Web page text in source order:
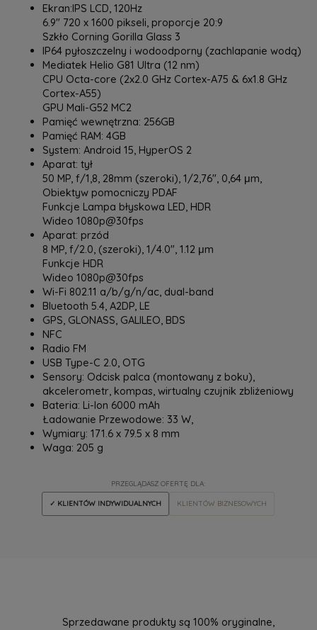
Ekran:IPS LCD, 120Hz
6.9" 720 x 1600 pikseli, proporcje 20:9
Szkło Corning Gorilla Glass 3
IP64 pyłoszczelny i wodoodporny (zachlapanie wodą)
Mediatek Helio G81 Ultra (12 nm)
CPU Octa-core (2x2.0 GHz Cortex-A75 & 6x1.8 GHz
Cortex-A55)
GPU Mali-G52 MC2
Pamięć wewnętrzna: 256GB
Pamięć RAM: 4GB
System: Android 15, HyperOS 2
Aparat: tył
50 MP, f/1,8, 28mm (szeroki), 1/2,76", 0,64 μm,
Obiektyw pomocniczy PDAF
Funkcje Lampa błyskowa LED, HDR
Wideo 1080p@30fps
Aparat: przód
8 MP, f/2.0, (szeroki), 1/4.0", 1.12 μm
Funkcje HDR
Wideo 1080p@30fps
Wi-Fi 802.11 a/b/g/n/ac, dual-band
Bluetooth 5.4, A2DP, LE
GPS, GLONASS, GALILEO, BDS
NFC
Radio FM
USB Type-C 2.0, OTG
Sensory: Odcisk palca (montowany z boku),
akcelerometr, kompas, wirtualny czujnik zbliżeniowy
Bateria: Li-Ion 6000 mAh
Ładowanie Przewodowe: 33 W,
Wymiary: 171.6 x 79.5 x 8 mm
Waga: 205 g
PRZEGLĄDASZ OFERTĘ DLA:
✓ KLIENTÓW INDYWIDUALNYCH KLIENTÓW BIZNESOWYCH
Sprzedawane produkty są 100% oryginalne,